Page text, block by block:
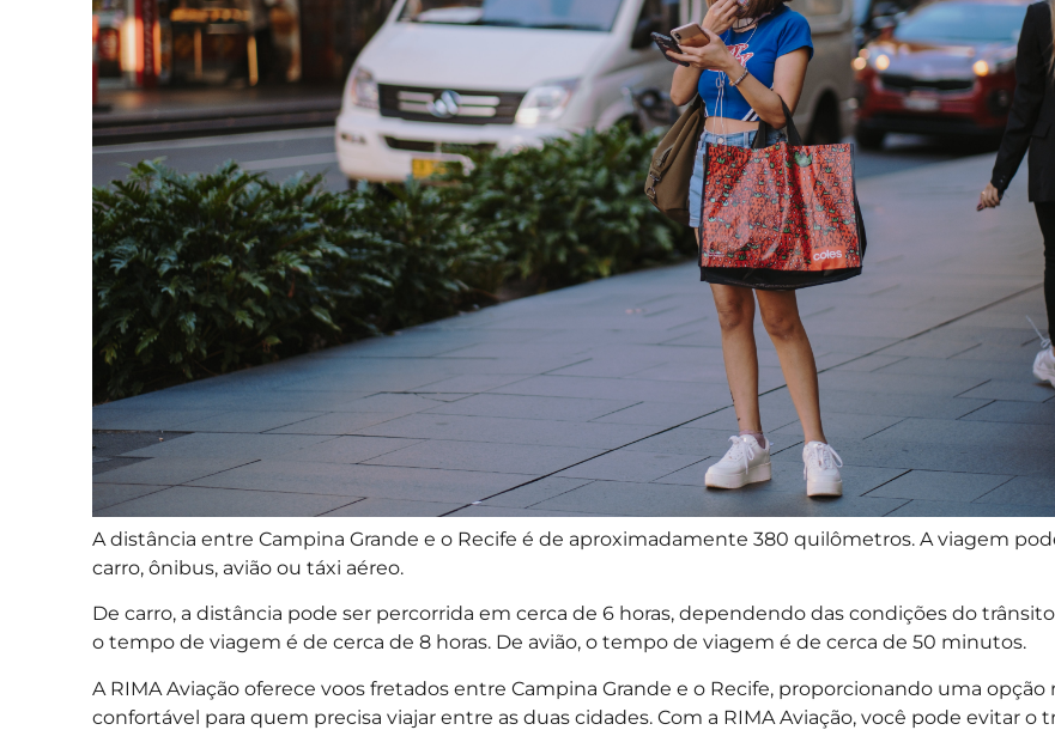
A distância entre Campina Grande e o Recife é de aproximadamente 380 quilômetros. A viagem
carro, ônibus, avião ou táxi aéreo.
De carro, a distância pode ser percorrida em cerca de 6 horas, dependendo das condições do
o tempo de viagem é de cerca de 8 horas. De avião, o tempo de viagem é de cerca de 50 minutos.
A RIMA Aviação oferece voos fretados entre Campina Grande e o Recife, proporcionando uma opção
confortável para quem precisa viajar entre as duas cidades. Com a RIMA Aviação, você pode evitar o